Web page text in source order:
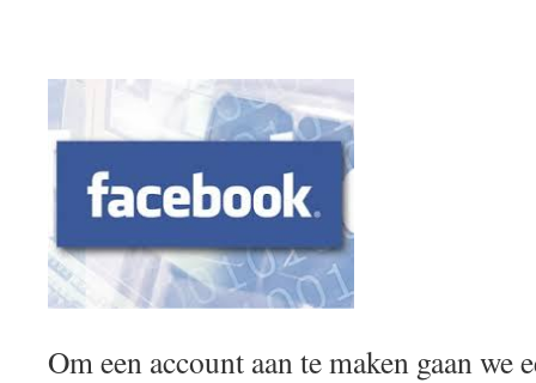
Om een account aan te maken gaan we